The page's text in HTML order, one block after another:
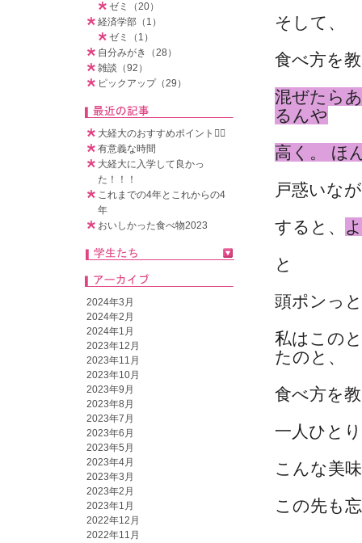
そして、
食べ方を
混ぜたら
るんや
高く。 ほ
戸惑いな
すると、
と
頭ポンっ
私はこの
たのと、
食べ方を
一人ひと
こんな美
この先も
ゼミ（20）
経済学部（1）
ゼミ（1）
自分みがき（28）
雑談（92）
ピックアップ（29）
大経大のおすすめポイント🧚‍♀️
有意義な時間
大経大に入学して良かっ
た！！！
これまでの4年とこれからの4
年
おいしかった食べ物2023
2024年3月
2024年2月
2024年1月
2023年12月
2023年11月
2023年10月
2023年9月
2023年8月
2023年7月
2023年6月
2023年5月
2023年4月
2023年3月
2023年2月
2023年1月
2022年12月
2022年11月